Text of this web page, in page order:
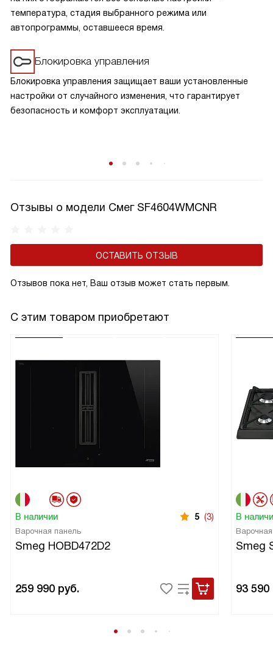
температура, стадия выбранного режима или
автопрограммы, оставшееся время.
Блокировка управления
Блокировка управления защищает ваши установленные
настройки от случайного изменения, что гарантирует
безопасность и комфорт эксплуатации.
Отзывы о модели Смег SF4604WMCNR
ОСТАВИТЬ ОТЗЫВ
Отзывов пока нет, Ваш отзыв может стать первым.
С этим товаром приобретают
В наличии 5 (3)
Варочная панель
Smeg HOBD472D2
259 990 руб.
В
Smeg
93 590